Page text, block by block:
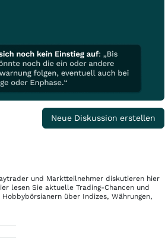
Neue Diskussion erstellen
und Marktteilnehmer diskutieren hier
lesen Sie aktuelle Trading-Chancen und
über Indizes, Währungen,